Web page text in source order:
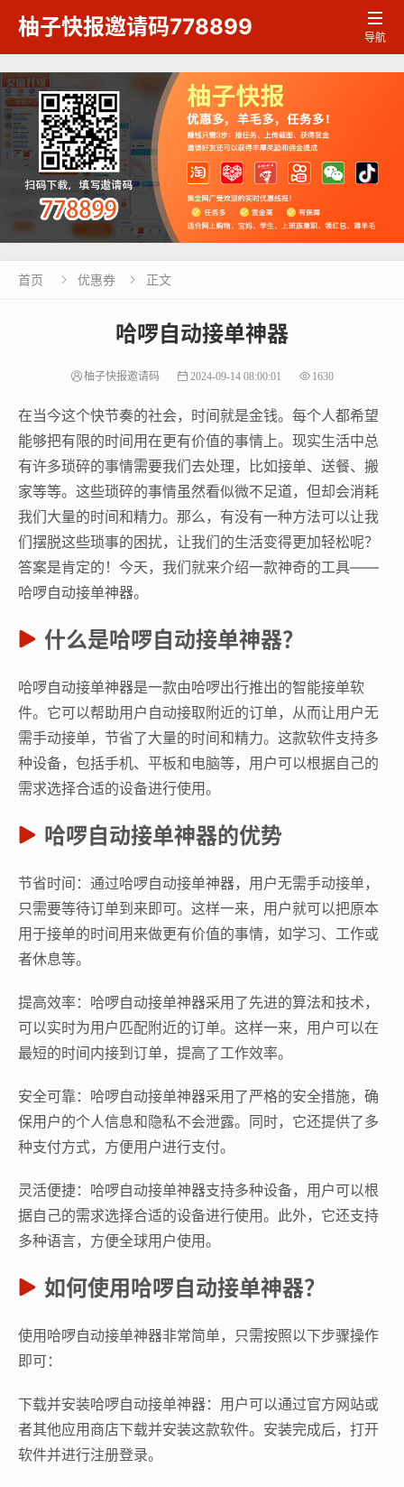
柚子快报邀请码778899 
导航
首页  优惠券  正文
哈啰自动接单神器
柚子快报邀请码 2024-09-14 08:00:01 1630
在当今这个快节奏的社会，时间就是金钱。每个人都希望
能够把有限的时间用在更有价值的事情上。现实生活中总
有许多琐碎的事情需要我们去处理，比如接单、送餐、搬
家等等。这些琐碎的事情虽然看似微不足道，但却会消耗
我们大量的时间和精力。那么，有没有一种方法可以让我
们摆脱这些琐事的困扰，让我们的生活变得更加轻松呢？
答案是肯定的！今天，我们就来介绍一款神奇的工具——
哈啰自动接单神器。
什么是哈啰自动接单神器？
哈啰自动接单神器是一款由哈啰出行推出的智能接单软
件。它可以帮助用户自动接取附近的订单，从而让用户无
需手动接单，节省了大量的时间和精力。这款软件支持多
种设备，包括手机、平板和电脑等，用户可以根据自己的
需求选择合适的设备进行使用。
哈啰自动接单神器的优势
节省时间：通过哈啰自动接单神器，用户无需手动接单，
只需要等待订单到来即可。这样一来，用户就可以把原本
用于接单的时间用来做更有价值的事情，如学习、工作或
者休息等。
提高效率：哈啰自动接单神器采用了先进的算法和技术，
可以实时为用户匹配附近的订单。这样一来，用户可以在
最短的时间内接到订单，提高了工作效率。
安全可靠：哈啰自动接单神器采用了严格的安全措施，确
保用户的个人信息和隐私不会泄露。同时，它还提供了多
种支付方式，方便用户进行支付。
灵活便捷：哈啰自动接单神器支持多种设备，用户可以根
据自己的需求选择合适的设备进行使用。此外，它还支持
多种语言，方便全球用户使用。
如何使用哈啰自动接单神器？
使用哈啰自动接单神器非常简单，只需按照以下步骤操作
即可：
下载并安装哈啰自动接单神器：用户可以通过官方网站或
者其他应用商店下载并安装这款软件。安装完成后，打开
软件并进行注册登录。